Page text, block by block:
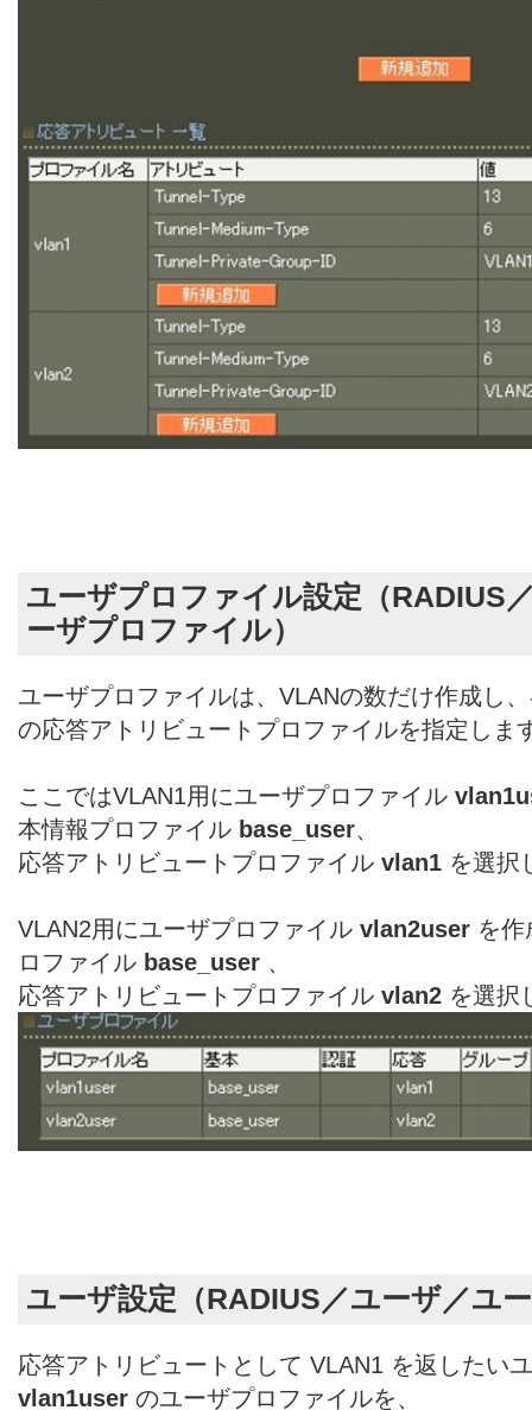
ユーザプロファイル設定（RADIUS
ーザプロファイル）
ユーザプロファイルは、VLANの数だけ作成し
の応答アトリビュートプロファイルを指定しま
ここではVLAN1用にユーザプロファイル
本情報プロファイル base_user、
応答アトリビュートプロファイル vlan1 を選択
VLAN2用にユーザプロファイル vlan2user を
ロファイル base_user 、
応答アトリビュートプロファイル vlan2 を選択
ユーザ設定（RADIUS／ユーザ／ユ
応答アトリビュートとして VLAN1 を返したい
vlan1user のユーザプロファイルを、